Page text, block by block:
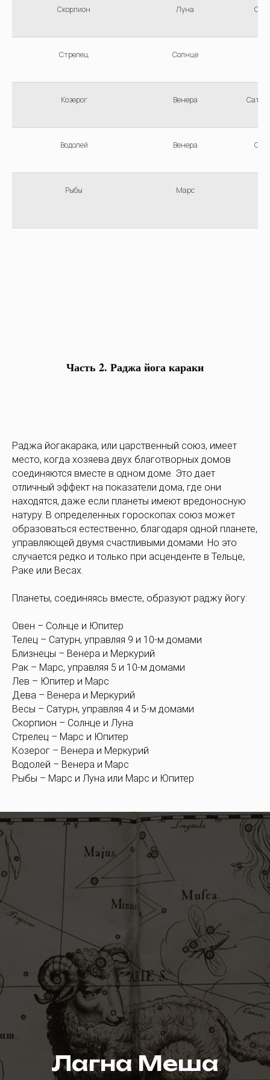
Скорпион Луна
Стрелец Солнце
Козерог Венера
Водолей Венера
Рыбы Марс
Часть 2. Раджа йога караки
Раджа йогакарака, или царственный союз, имеет
место, когда хозяева двух благотворных домов
соединяются вместе в одном доме. Это дает
отличный эффект на показатели дома, где они
находятся, даже если планеты имеют вредоносную
натуру. В определенных гороскопах союз может
образоваться естественно, благодаря одной планете,
управляющей двумя счастливыми домами. Но это
случается редко и только при асценденте в Тельце,
Раке или Весах.
Планеты, соединяясь вместе, образуют раджу йогу:
Овен – Солнце и Юпитер
Телец – Сатурн, управляя 9 и 10-м домами
Близнецы – Венера и Меркурий
Рак – Марс, управляя 5 и 10-м домами
Лев – Юпитер и Марс
Дева – Венера и Меркурий
Весы – Сатурн, управляя 4 и 5-м домами
Скорпион – Солнце и Луна
Стрелец – Марс и Юпитер
Козерог – Венера и Меркурий
Водолей – Венера и Марс
Рыбы – Марс и Луна или Марс и Юпитер
Лагна Меша